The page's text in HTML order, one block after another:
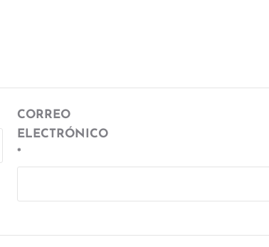
CORREO
ELECTRÓNICO
*